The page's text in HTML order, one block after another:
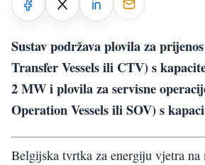
Sustav podržava plovila za
Transfer Vessels ili CTV) s
2 MW i plovila za servisne
Operation Vessels ili SOV) s
Belgijska tvrtka za energiju vjetra na